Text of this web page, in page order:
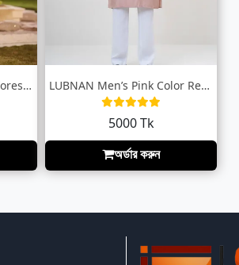
LUBNAN Men’s Slim Fit Forest Green color... LUBNAN Men’s Pink Color Regular Fit Prem...
5000 Tk
অর্ডার করুন